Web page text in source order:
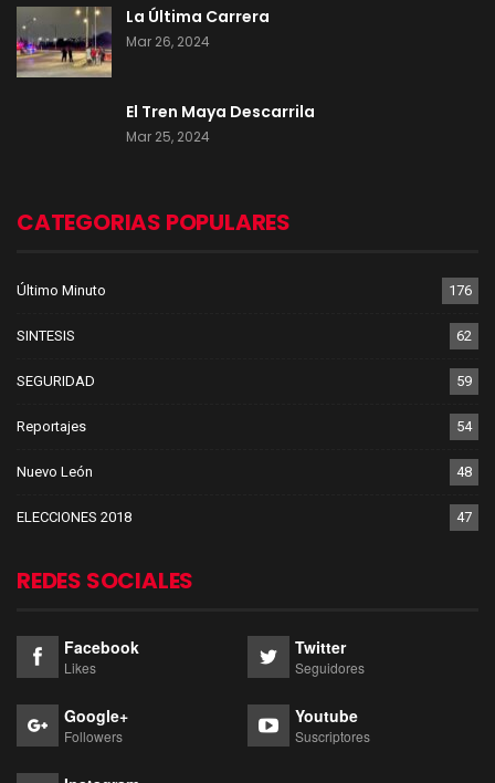
La Última Carrera
Mar 26, 2024
El Tren Maya Descarrila
Mar 25, 2024
CATEGORIAS POPULARES
Último Minuto 176
SINTESIS 62
SEGURIDAD 59
Reportajes 54
Nuevo León 48
ELECCIONES 2018 47
REDES SOCIALES
Facebook
Likes
Twitter
Seguidores
Google+
Followers
Youtube
Suscriptores